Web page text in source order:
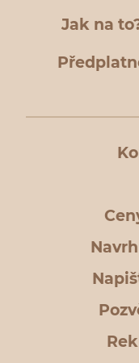
Jak na